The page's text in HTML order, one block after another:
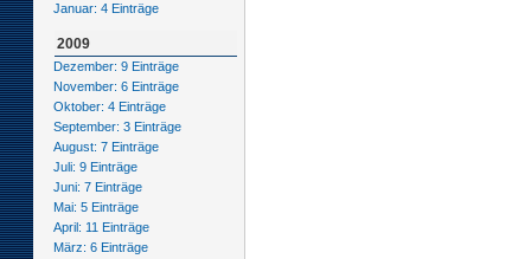
Januar: 4 Einträge
2009
Dezember: 9 Einträge
November: 6 Einträge
Oktober: 4 Einträge
September: 3 Einträge
August: 7 Einträge
Juli: 9 Einträge
Juni: 7 Einträge
Mai: 5 Einträge
April: 11 Einträge
März: 6 Einträge